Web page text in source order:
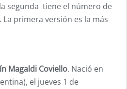
segunda tiene el número de
primera versión es la más
Magaldi Coviello. Nació en
el jueves 1 de